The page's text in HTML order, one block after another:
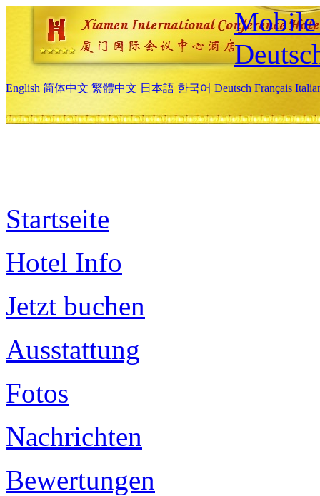
Mobile
English 简体中文 繁體中文 日本語 한국어 Deutsch Français
Startseite
Hotel Info
Jetzt buchen
Ausstattung
Fotos
Nachrichten
Bewertungen